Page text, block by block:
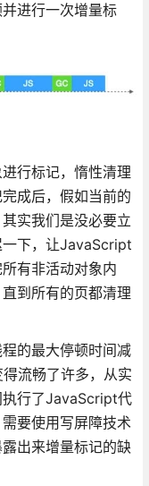
进行一次增量标
行标记，惰性清理
成后，假如当前的
实我们是没必要立
一下，让JavaScript
有非活动对象内
到所有的页都清理
的最大停顿时间减
流畅了许多，从实
执行了JavaScript代
要使用写屏障技术
出来增量标记的缺